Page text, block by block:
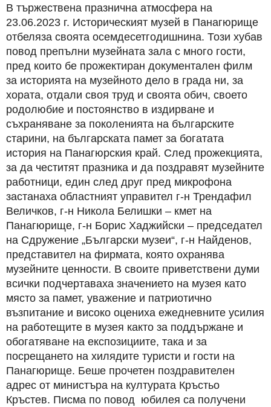
В тържествена празнична атмосфера на
23.06.2023 г. Историческият музей в Панагюрище
отбеляза своята осемдесетгодишнина. Този хубав
повод препълни музейната зала с много гости,
пред които бе прожектиран документален филм
за историята на музейното дело в града ни, за
хората, отдали своя труд и своята обич, своето
родолюбие и постоянство в издирване и
съхраняване за поколенията на българските
старини, на българската памет за богатата
история на Панагюрския край. След прожекцията,
за да честитят празника и да поздравят музейните
работници, един след друг пред микрофона
застанаха областният управител г-н Трендафил
Величков, г-н Никола Белишки – кмет на
Панагюрище, г-н Борис Хаджийски – председател
на Сдружение „Български музеи“, г-н Найденов,
представител на фирмата, която охранява
музейните ценности. В своите приветствени думи
всички подчертаваха значението на музея като
място за памет, уважение и патриотично
възпитание и високо оцениха ежедневните усилия
на работещите в музея както за поддържане и
обогатяване на експозициите, така и за
посрещането на хилядите туристи и гости на
Панагюрище. Беше прочетен поздравителен
адрес от министъра на културата Кръстьо
Кръстев. Писма по повод юбилея са получени